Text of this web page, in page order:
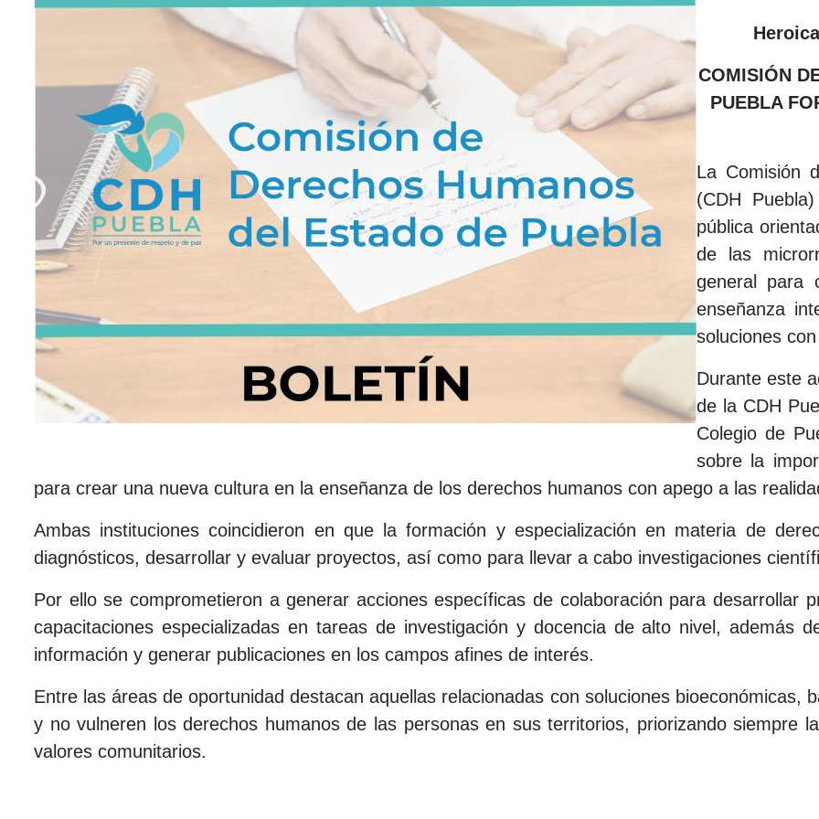
COMISIÓN
PUEBLA
La Comisión
(CDH
pública
de las
general para
enseñanza
soluciones
Durante este
de la CDH
Colegio de
sobre la
para crear una nueva cultura en la enseñanza de los derechos humanos con apego a las
Ambas instituciones coincidieron en que la formación y especialización en materia de
diagnósticos, desarrollar y evaluar proyectos, así como para llevar a cabo investigaciones
Por ello se comprometieron a generar acciones específicas de colaboración para desarrollar
capacitaciones especializadas en tareas de investigación y docencia de alto nivel, además
información y generar publicaciones en los campos afines de interés.
Entre las áreas de oportunidad destacan aquellas relacionadas con soluciones bioeconómicas,
y no vulneren los derechos humanos de las personas en sus territorios, priorizando siempre
valores comunitarios.